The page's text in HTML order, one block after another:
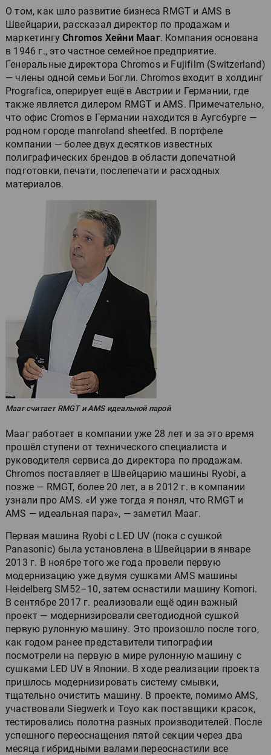
О том, как шло развитие бизнеса RMGT и AMS в
Швейцарии, рассказал директор по продажам и
маркетингуChromos Хейни Мааг. Компания основана
в 1946 г., это частное семейное предприятие.
Генеральные директора Chromos и Fujifilm (Switzerland)
— члены одной семьи Богли. Chromos входит в холдинг
Prografica, оперирует ещё в Австрии и Германии, где
также является дилером RMGT и AMS. Примечательно,
что офис Cromos в Германии находится в Аугсбурге —
родном городе manroland sheetfed. В портфеле
компании — более двух десятков известных
полиграфических брендов в области допечатной
подготовки, печати, послепечати и расходных
материалов.
Мааг считает RMGT и AMS идеальной парой
Мааг работает в компании уже 28 лет и за это время
прошёл ступени от технического специалиста и
руководителя сервиса до директора по продажам.
Chromos поставляет в Швейцарию машины Ryobi, а
позже — RMGT, более 20 лет, а в 2012 г. в компании
узнали про AMS. «И уже тогда я понял, что RMGT и
AMS — идеальная пара», — заметил Мааг.
Первая машина Ryobi с LED UV (пока с сушкой
Panasonic) была установлена в Швейцарии в январе
2013 г. В ноябре того же года провели первую
модернизацию уже двумя сушками AMS машины
Heidelberg SM52–10, затем оснастили машину Komori.
В сентябре 2017 г. реализовали ещё один важный
проект — модернизировали светодиодной сушкой
первую рулонную машину. Это произошло после того,
как годом ранее представители типографии
посмотрели на первую в мире рулонную машину с
сушками LED UV в Японии. В ходе реализации проекта
пришлось модернизировать систему смывки,
тщательно очистить машину. В проекте, помимо AMS,
участвовали Siegwerk и Toyo как поставщики красок,
тестировались полотна разных производителей. После
успешного переоснащения пятой секции через два
месяца гибридными валами переоснастили все